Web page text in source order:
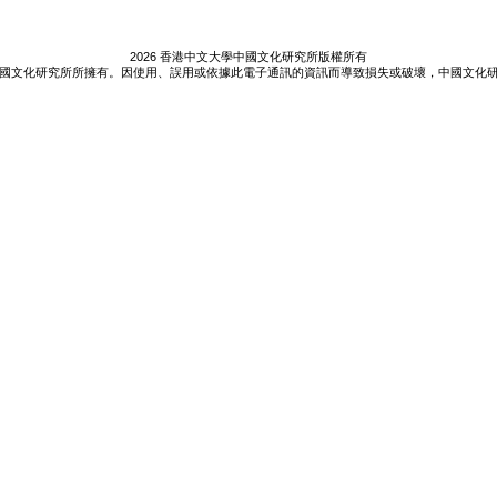
2026 香港中文大學中國文化研究所版權所有
文化研究所所擁有。因使用、誤用或依據此電子通訊的資訊而導致損失或破壞，中國文化研